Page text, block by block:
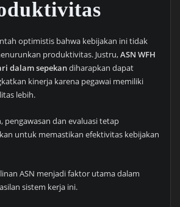
optimistis bahwa kebijakan ini tidak
produktivitas. Justru,ASN WFH
dalam sepekandiharapkan dapat
kinerja karena pegawai memiliki
lebih.
pengawasan dan evaluasi tetap
untuk memastikan efektivitas kebijakan
ASN menjadi faktor utama dalam
sistem kerja ini.